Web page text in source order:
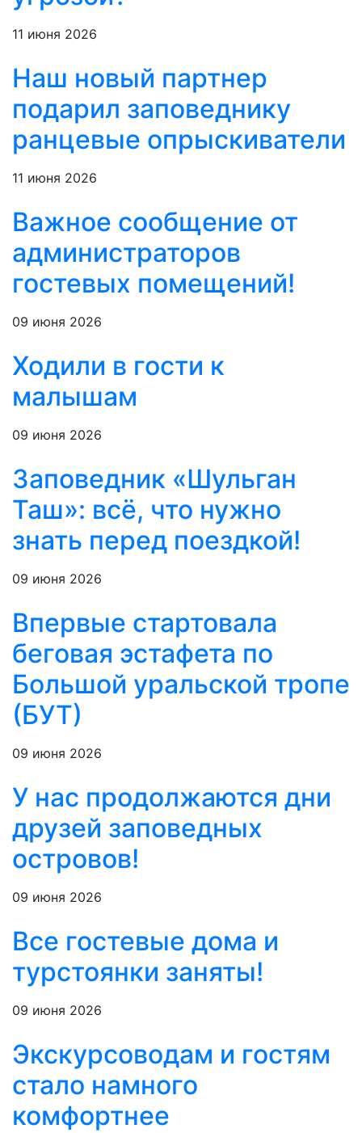
11 июня 2026
Наш новый партнер
подарил заповеднику
ранцевые опрыскиватели
11 июня 2026
Важное сообщение от
администраторов
гостевых помещений!
09 июня 2026
Ходили в гости к
малышам
09 июня 2026
Заповедник «Шульган
Таш»: всё, что нужно
знать перед поездкой!
09 июня 2026
Впервые стартовала
беговая эстафета по
Большой уральской тропе
(БУТ)
09 июня 2026
У нас продолжаются дни
друзей заповедных
островов!
09 июня 2026
Все гостевые дома и
турстоянки заняты!
09 июня 2026
Экскурсоводам и гостям
стало намного
комфортнее